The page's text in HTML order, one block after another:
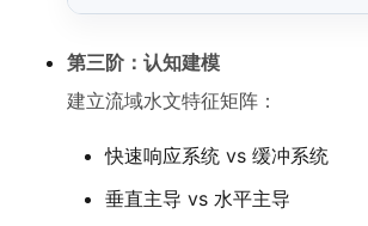
第三阶：认知建模
建立流域水文特征矩阵：
快速响应系统 vs 缓冲系统
垂直主导 vs 水平主导